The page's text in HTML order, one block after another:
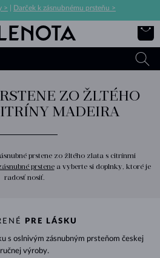
> Darček k zásnubnému prsteňu >
ZO ŽLTÉHO
MADEIRA
prstene zo žltého zlata s citrínmi
prstenea vyberte si doplnky, ktoré je
radosť nosiť.
PRE LÁSKU
s oslnivým zásnubným prsteňom českej
ručnej výroby.